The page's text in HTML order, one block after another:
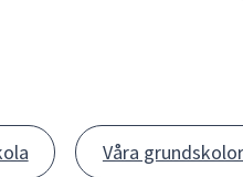
Våra grundskolor